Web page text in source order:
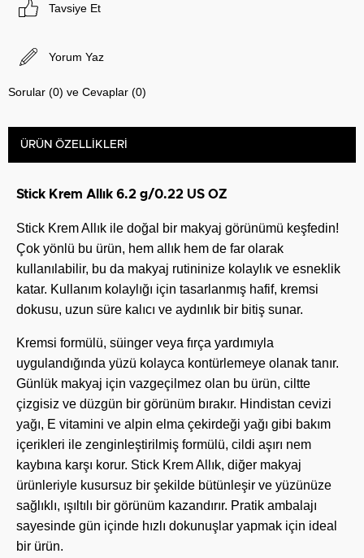
Tavsiye Et
Yorum Yaz
Sorular (0) ve Cevaplar (0)
ÜRÜN ÖZELLIKLERI
Stick Krem Allık 6.2 g/0.22 US OZ
Stick Krem Allık ile doğal bir makyaj görünümü keşfedin!
Çok yönlü bu ürün, hem allık hem de far olarak
kullanılabilir, bu da makyaj rutininize kolaylık ve esneklik
katar. Kullanım kolaylığı için tasarlanmış hafif, kremsi
dokusu, uzun süre kalıcı ve aydınlık bir bitiş sunar.
Kremsi formülü, süinger veya fırça yardımıyla
uygulandığında yüzü kolayca kontürlemeye olanak tanır.
Günlük makyaj için vazgeçilmez olan bu ürün, ciltte
çizgisiz ve düzgün bir görünüm bırakır. Hindistan cevizi
yağı, E vitamini ve alpin elma çekirdeği yağı gibi bakım
içerikleri ile zenginleştirilmiş formülü, cildi aşırı nem
kaybına karşı korur. Stick Krem Allık, diğer makyaj
ürünleriyle kusursuz bir şekilde bütünleşir ve yüzünüze
sağlıklı, ışıltılı bir görünüm kazandırır. Pratik ambalajı
sayesinde gün içinde hızlı dokunuşlar yapmak için ideal
bir ürün.